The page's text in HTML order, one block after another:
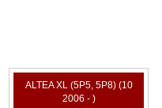
ALTEA XL (5P5, 5P8) (10
2006 - )